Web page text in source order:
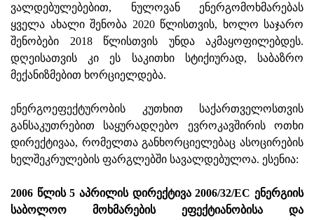
ვალდებულებებით, ნულოვან ენერგომოხმარებას
ყველა ახალი შენობა 2020 წლისთვის, ხოლო საჯარო
შენობები 2018 წლისთვის უნდა აკმაყოფილებდეს.
დღეისათვის კი ეს საკითხი სტიქიურად, საბაზრო
მექანიზმებით ხორციელდება.
ენერგოეფექტურობის კუთხით საქართველოსთვის
განსაკუთრებით საყურადღებო ევროკავშირის ოთხი
დირექტივაა, რომელთა განხორციელებაც ასოცირების
ხელშეკრულების ფარგლებში სავალდებულოა. ესენია:
2006 წლის 5 აპრილის დირექტივა 2006/32/EC ენერგიის
საბოლოო მოხმარების ეფექტიანობისა და